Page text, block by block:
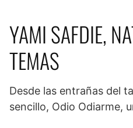
YAMI SAFDIE,
TEMAS
Desde las entrañas del
sencillo, Odio Odiarme,